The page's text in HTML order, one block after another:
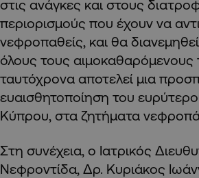
στις ανάγκες και στους
περιορισμούς που έχουν να
νεφροπαθείς, και θα
όλους τους
ταυτόχρονα αποτελεί μια
ευαισθητοποίηση του
Κύπρου, στα ζητήματα
Στη συνέχεια, ο Ιατρικός
Νεφροντίδα, Δρ. Κυριάκος